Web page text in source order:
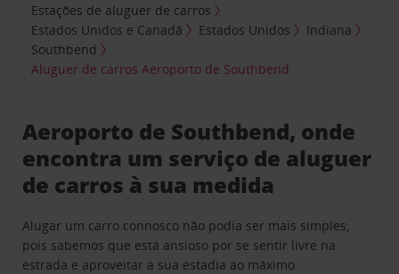
Estações de aluguer de carros
Estados Unidos e Canadá
Estados Unidos
Indiana
Southbend
Aluguer de carros Aeroporto de Southbend
Aeroporto de Southbend, onde
encontra um serviço de aluguer
de carros à sua medida
Alugar um carro connosco não podia ser mais simples,
pois sabemos que está ansioso por se sentir livre na
estrada e aproveitar a sua estadia ao máximo.